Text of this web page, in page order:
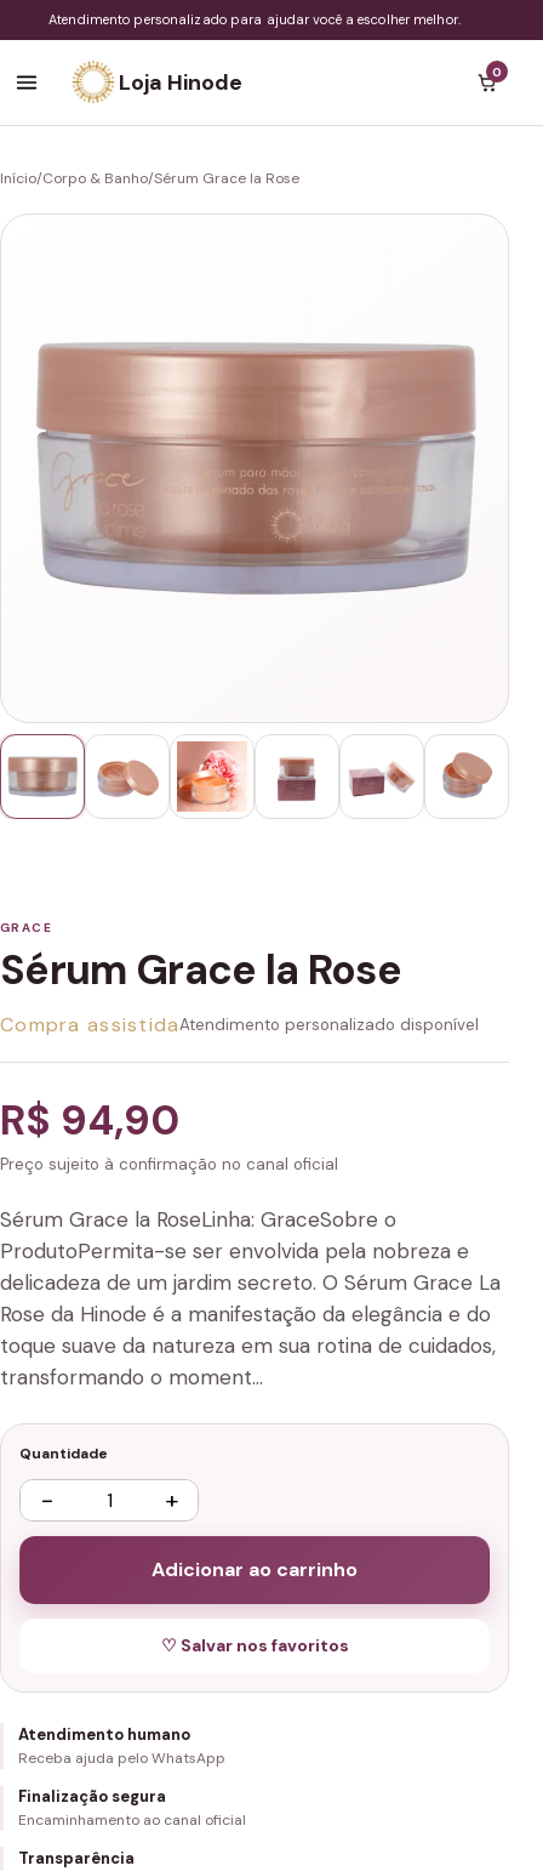
Atendimento personalizado para ajudar você a escolher melhor.
Loja Hinode 0
Início/Corpo & Banho/Sérum Grace la Rose
GRACE
Sérum Grace la Rose
Compra assistidaAtendimento personalizado disponível
R$ 94,90
Preço sujeito à confirmação no canal oficial
Sérum Grace la RoseLinha: GraceSobre o
ProdutoPermita-se ser envolvida pela nobreza e
delicadeza de um jardim secreto. O Sérum Grace La
Rose da Hinode é a manifestação da elegância e do
toque suave da natureza em sua rotina de cuidados,
transformando o moment…
Quantidade
− +
Adicionar ao carrinho
♡ Salvar nos favoritos
Atendimento humano
Receba ajuda pelo WhatsApp
Finalização segura
Encaminhamento ao canal oficial
Transparência